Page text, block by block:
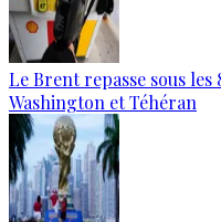
Le Brent repasse sous
Washington et Téhéran